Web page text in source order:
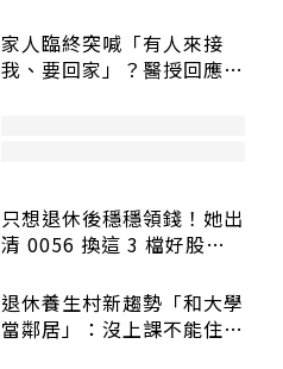
家人臨終突喊「有人來接
我、要回家」？醫授回應方
只想退休後穩穩領錢！她出
清 0056 換這 3 檔好股：
退休養生村新趨勢「和大學
當鄰居」：沒上課不能住、